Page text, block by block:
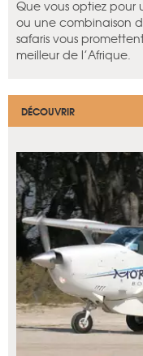
Que vous optiez pour
ou une combinaison
safaris vous
meilleur de l’Afrique.
DÉCOUVRIR